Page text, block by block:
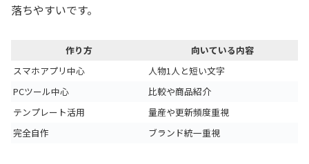
落ちやすいです。
作り方
向いている内容
スマホアプリ中心
人物1人と短い文字
PCツール中心
比較や商品紹介
テンプレート活用
量産や更新頻度重視
完全自作
ブランド統一重視